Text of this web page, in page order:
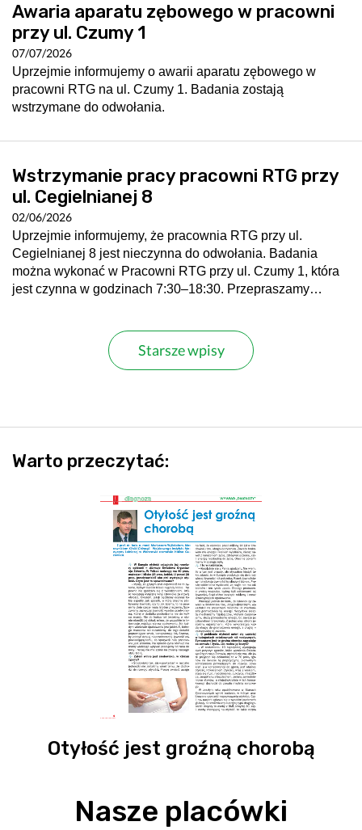
Awaria aparatu zębowego w pracowni
przy ul. Czumy 1
07/07/2026
Uprzejmie informujemy o awarii aparatu zębowego w
pracowni RTG na ul. Czumy 1. Badania zostają
wstrzymane do odwołania.
Wstrzymanie pracy pracowni RTG przy
ul. Cegielnianej 8
02/06/2026
Uprzejmie informujemy, że pracownia RTG przy ul.
Cegielnianej 8 jest nieczynna do odwołania. Badania
można wykonać w Pracowni RTG przy ul. Czumy 1, która
jest czynna w godzinach 7:30–18:30. Przepraszamy…
Starsze wpisy
Warto przeczytać:
Otyłość jest groźną chorobą
Nasze placówki